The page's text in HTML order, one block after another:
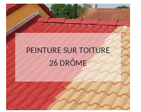
PEINTURE SUR TOITURE
26 DRÔME